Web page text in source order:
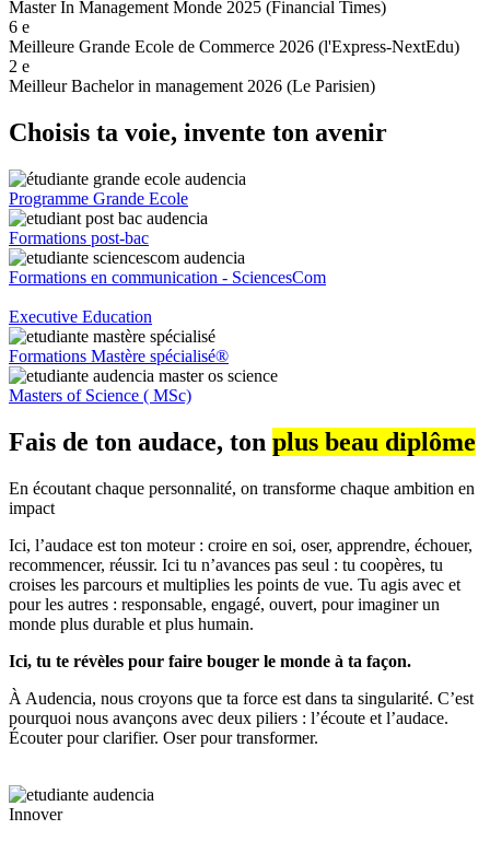
Master In Management Monde 2025 (Financial Times)
6 e
Meilleure Grande Ecole de Commerce 2026 (l'Express-NextEdu)
2 e
Meilleur Bachelor in management 2026 (Le Parisien)
Choisis ta voie, invente ton avenir
Programme Grande Ecole
Formations post-bac
Formations en communication - SciencesCom
Executive Education
Formations Mastère spécialisé®
Masters of Science ( MSc)
Fais de ton audace, ton plus beau diplôme
En écoutant chaque personnalité, on transforme chaque ambition en
impact
Ici, l’audace est ton moteur : croire en soi, oser, apprendre, échouer,
recommencer, réussir. Ici tu n’avances pas seul : tu coopères, tu
croises les parcours et multiplies les points de vue. Tu agis avec et
pour les autres : responsable, engagé, ouvert, pour imaginer un
monde plus durable et plus humain.
Ici, tu te révèles pour faire bouger le monde à ta façon.
À Audencia, nous croyons que ta force est dans ta singularité. C’est
pourquoi nous avançons avec deux piliers : l’écoute et l’audace.
Écouter pour clarifier. Oser pour transformer.
Innover